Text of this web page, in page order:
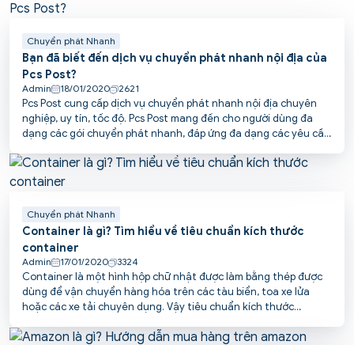
Chuyển phát Nhanh
Bạn đã biết đến dịch vụ chuyển phát nhanh nội địa của
Pcs Post?
Admin 18/01/2020 2621
Pcs Post cung cấp dịch vụ chuyển phát nhanh nội địa chuyên
nghiệp, uy tín, tốc độ. Pcs Post mang đến cho người dùng đa
dạng các gói chuyển phát nhanh, đáp ứng đa dạng các yêu cầu
vận chuyển
Chuyển phát Nhanh
Container là gì? Tìm hiểu về tiêu chuẩn kích thước
container
Admin 17/01/2020 3324
Container là một hình hộp chữ nhật được làm bằng thép được
dùng để vận chuyển hàng hóa trên các tàu biển, toa xe lửa
hoặc các xe tải chuyên dụng. Vậy tiêu chuẩn kích thước
bạn đi tìm hiểu cụ thể về vấn đề này.